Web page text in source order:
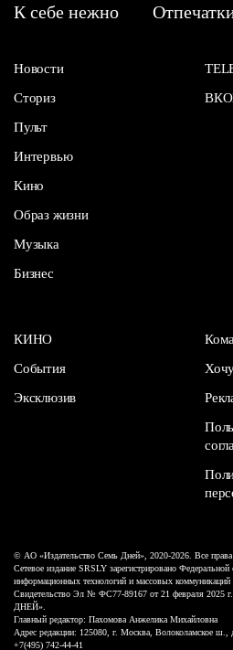
К себе нежно
Новости
Сториз
Пульт
Интервью
Кино
Образ жизни
Музыка
Бизнес
КИНО
События
Эксклюзив
© АО «Издательство Семь Дней», 2020-2026. Все
Сетевое издание SRSLY зарегистрировано
информационных технологий и массовых коммуникаций
Свидетельство Эл № ФС77-89167 от 21 февраля 2025
ДНЕЙ».
Главный редактор: Пахомова Анжелика Михайловна
Адрес редакции: 125080, г. Москва, Волоколамское
+7(495) 742-44-41